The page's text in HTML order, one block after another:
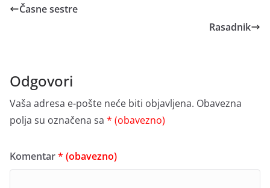
Časne sestre
Rasadnik
Odgovori
Vaša adresa e-pošte neće biti objavljena. Obavezna
polja su označena sa * (obavezno)
Komentar* (obavezno)